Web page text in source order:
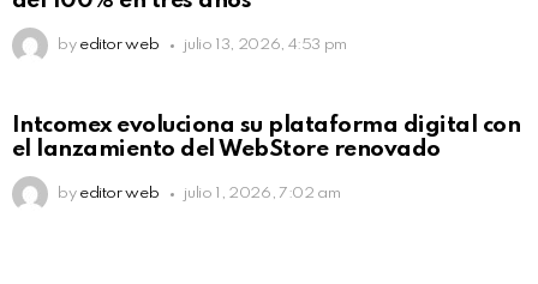
by editor web julio 13, 2026, 4:53 pm
Intcomex evoluciona su plataforma digital con
el lanzamiento del WebStore renovado
by editor web julio 1, 2026, 7:02 am